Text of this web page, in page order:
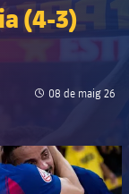
(4-3)
Data de
08 de maig 26
club badge